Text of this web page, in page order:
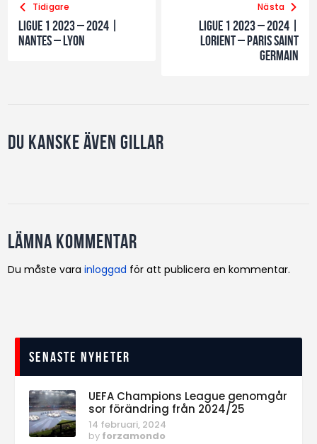
Tidigare
Ligue 1 2023 – 2024 |
Nantes – Lyon
Nästa
Ligue 1 2023 – 2024 |
Lorient – Paris Saint
Germain
Du kanske även gillar
Lämna kommentar
Du måste varainloggad för att publicera en kommentar.
Senaste nyheter
UEFA Champions League genomgår
sor förändring från 2024/25
14 februari, 2024
by forzamondo